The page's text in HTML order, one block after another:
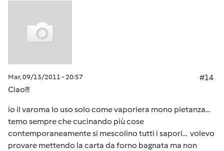
Mar, 09/13/2011 - 20:57
#14
Ciao!!!
io il varoma lo uso solo come vaporiera mono pietanza...
temo sempre che cucinando più cose
contemporaneamente si mescolino tutti i sapori... volevo
provare mettendo la carta da forno bagnata ma non